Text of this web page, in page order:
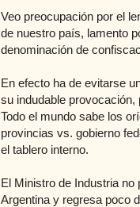
Veo preocupación por el
de nuestro país, lamento
denominación de
En efecto ha de evitarse
su indudable
Todo el mundo sabe los
provincias vs. gobierno
el tablero interno.
El Ministro de Industria no
Argentina y regresa poco